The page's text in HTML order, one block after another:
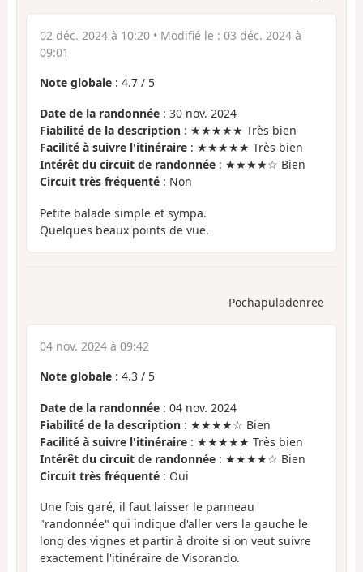
02 déc. 2024 à 10:20 • Modifié le : 03 déc. 2024 à
09:01
Note globale : 4.7 / 5
Date de la randonnée : 30 nov. 2024
Fiabilité de la description : ★★★★★ Très bien
Facilité à suivre l'itinéraire : ★★★★★ Très bien
Intérêt du circuit de randonnée : ★★★★☆ Bien
Circuit très fréquenté : Non
Petite balade simple et sympa.
Quelques beaux points de vue.
Pochapuladenree
04 nov. 2024 à 09:42
Note globale : 4.3 / 5
Date de la randonnée : 04 nov. 2024
Fiabilité de la description : ★★★★☆ Bien
Facilité à suivre l'itinéraire : ★★★★★ Très bien
Intérêt du circuit de randonnée : ★★★★☆ Bien
Circuit très fréquenté : Oui
Une fois garé, il faut laisser le panneau
"randonnée" qui indique d'aller vers la gauche le
long des vignes et partir à droite si on veut suivre
exactement l'itinéraire de Visorando.